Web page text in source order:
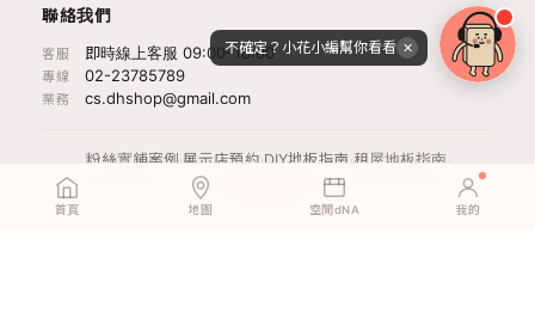
聯絡我們
客服 即時線上客服 09:00–18:00
專線 02-23785789
業務 cs.dhshop@gmail.com
粉絲實鋪案例·展示店預約·DIY地板指南 ·租屋地板指南·
免膠地板指南
DIY油漆指南 輕裝修指南·品牌佐證 媒體報導·
首頁 地圖 空間dNA 我的
不確定？小花小編幫你看看 ✕